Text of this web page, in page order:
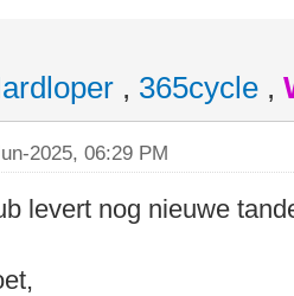
, 365cycle ,
2025, 06:29 PM
levert nog nieuwe